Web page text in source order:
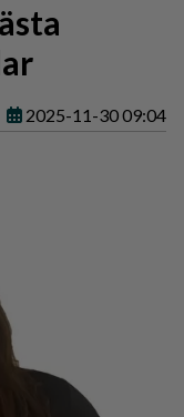
2025-11-30 09:04